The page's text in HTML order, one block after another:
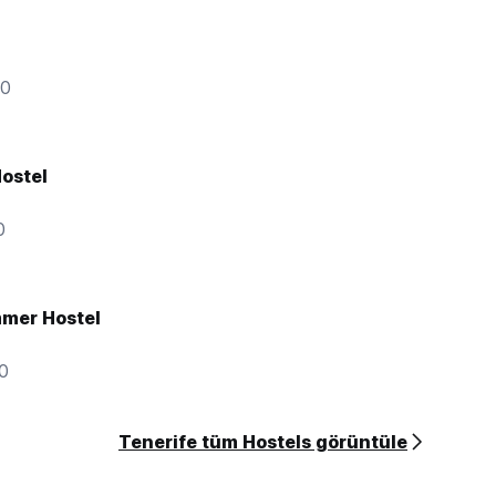
Hostel
Tenerife tüm Hostels görüntüle